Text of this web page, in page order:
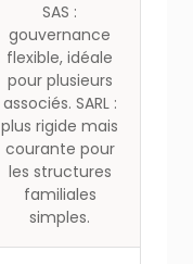
SAS :
gouvernance
flexible, idéale
pour plusieurs
associés. SARL :
plus rigide mais
courante pour
les structures
familiales
simples.